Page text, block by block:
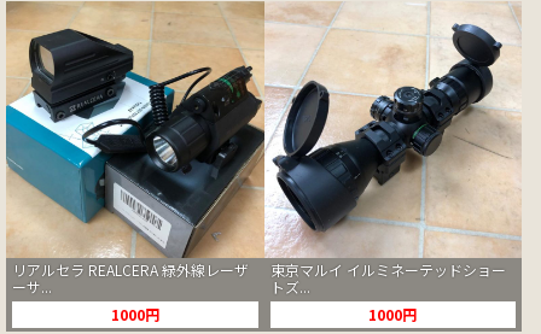
リアルセラ REALCERA 緑外線レーザ
ーサ...
1000円
東京マルイ イルミネーテッドショー
トズ...
1000円